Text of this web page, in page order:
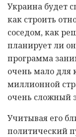
Украина будет
как строить
соседом, как
планирует ли
программа
очень мало для
миллионной
очень сложный
Учитывая его
политический